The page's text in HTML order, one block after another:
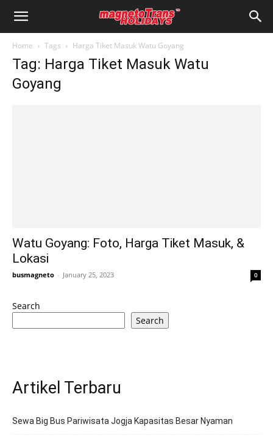
Home Tags Harga Tiket Masuk Watu Goyang
Tag: Harga Tiket Masuk Watu
Goyang
Watu Goyang: Foto, Harga Tiket Masuk, &
Lokasi
busmagneto - January 25, 2023 0
Search
Search
Artikel Terbaru
Sewa Big Bus Pariwisata Jogja Kapasitas Besar Nyaman